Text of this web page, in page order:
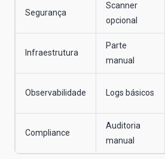
Segurança
Scanner
opcional
Infraestrutura
Parte
manual
Observabilidade Logs básicos
Compliance
Auditoria
manual